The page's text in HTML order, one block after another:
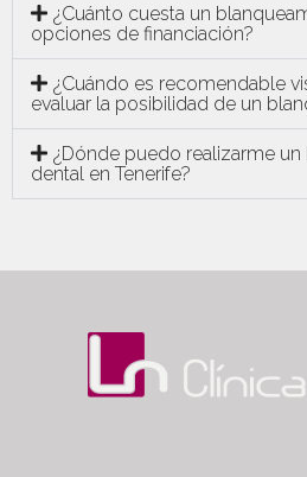
¿Cuánto cuesta un
opciones de financiación?
¿Cuándo es recomendable
evaluar la posibilidad de un
¿Dónde puedo realizarme
dental en Tenerife?